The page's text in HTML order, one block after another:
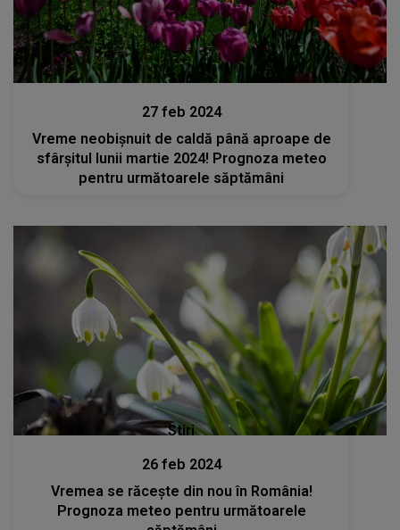
Stiri
27 feb 2024
Vreme neobișnuit de caldă până aproape de
sfârşitul lunii martie 2024! Prognoza meteo
pentru următoarele săptămâni
Stiri
26 feb 2024
Vremea se răcește din nou în România!
Prognoza meteo pentru următoarele